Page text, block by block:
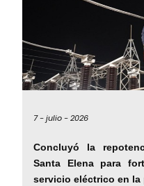
7 -julio -2026
Concluyó la
Santa Elena para
servicio eléctrico en la